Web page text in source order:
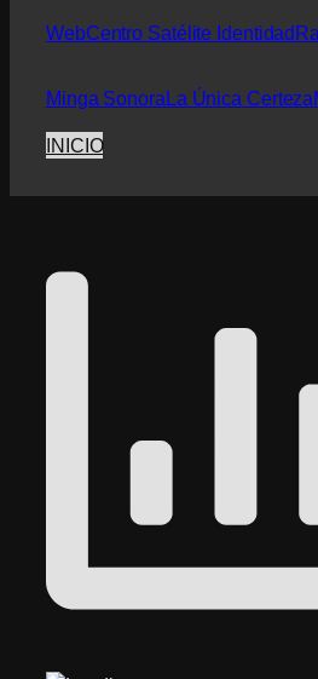
WebCentro Satélite Identidad
Minga Sonora La Única Certeza
INICIO